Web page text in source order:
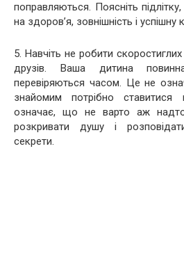
поправляються. Поясніть
на здоров’я, зовнішність і успішну
5. Навчіть не робити
друзів. Ваша дитина
перевіряються часом. Це не
знайомим потрібно
означає, що не варто аж
розкривати душу і
секрети.